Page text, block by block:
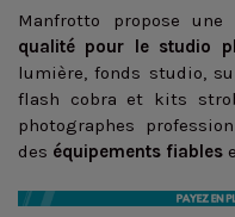
Manfrotto propose
qualité pour le studio
lumière, fonds studio,
flash cobra et kits
photographes
des équipements fiables